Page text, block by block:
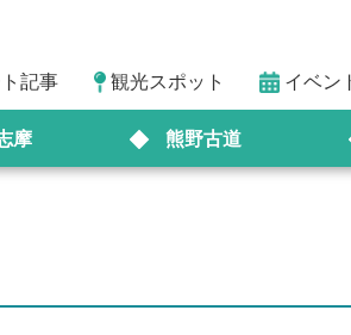
記事 観光スポット イベン
摩 熊野古道